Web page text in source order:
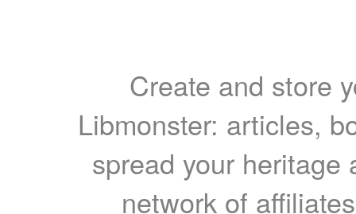
Create and store
Libmonster: articles,
spread your heritage
network of